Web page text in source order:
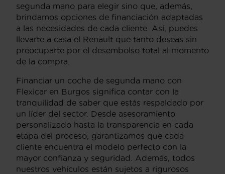
segunda mano para elegir sino que, además,
brindamos opciones de financiación adaptadas
a las necesidades de cada cliente. Así, puedes
llevarte a casa el Renault que tanto deseas sin
preocuparte por el desembolso total al momento
de la compra.
Financiar un coche de segunda mano con
Flexicar en Burgos significa contar con la
tranquilidad de saber que estás respaldado por
un líder del sector. Desde asesoramiento
personalizado hasta la transparencia en cada
etapa del proceso, garantizamos que cada
cliente encuentra el modelo perfecto con la
mayor confianza y seguridad. Además, todos
nuestros vehículos están sujetos a rigurosos